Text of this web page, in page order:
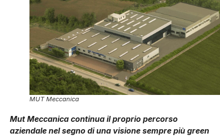
MUT Meccanica
Mut Meccanica continua il proprio percorso
aziendale nel segno di una visione sempre più green